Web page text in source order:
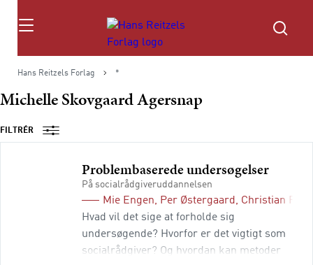
Søg
Hans Reitzels Forlag *
Michelle Skovgaard Agersnap
FILTRÉR
Problembaserede undersøgelser
På socialrådgiveruddannelsen
Mie Engen, Per Østergaard, Christian
Hvad vil det sige at forholde sig
undersøgende? Hvorfor er det vigtigt som
socialrådgiver? Og hvordan kan metoder